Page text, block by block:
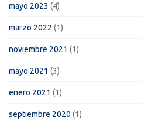
mayo 2023 (4)
marzo 2022 (1)
noviembre 2021 (1)
mayo 2021 (3)
enero 2021 (1)
septiembre 2020 (1)